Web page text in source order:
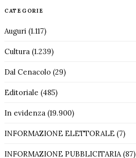
CATEGORIE
Auguri(1.117)
Cultura(1.239)
Dal Cenacolo(29)
Editoriale (485)
In evidenza(19.900)
INFORMAZIONE ELETTORALE(7)
INFORMAZIONE PUBBLICITARIA(87)